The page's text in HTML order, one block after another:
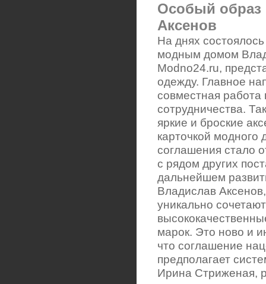
Особый
Аксенов
На днях
модным домом
Modno24.ru,
одежду. Главное
совместная работа
сотрудничества.
яркие и броские
карточкой
соглашения стало
с рядом других
дальнейшем
Владислав
уникально
марок. Это ново и
что соглашение
предполагает
Ирина Стриженая,